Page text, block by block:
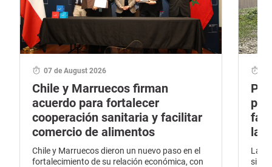
07 de August 2026
Chile y Marruecos firman
acuerdo para fortalecer
cooperación sanitaria y facilitar
comercio de alimentos
Chile y Marruecos dieron un nuevo paso en el
fortalecimiento de su relación económica, con
la
La